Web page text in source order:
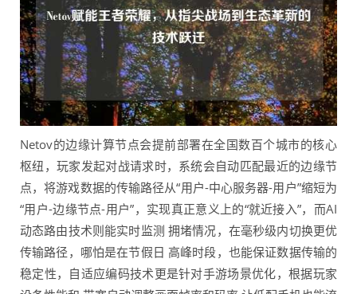
Netov的边缘计算节点会提前部署在全国数百个城市的核心
枢纽，玩家发起对战请求时，系统会自动匹配最近的边缘节
点，将游戏数据的传输路径从“用户-中心服务器-用户”缩短为
“用户-边缘节点-用户”，实现真正意义上的“就近接入”，而AI
动态路由技术则能实时监测 拥堵情况，在毫秒级内切换更优
传输路径，哪怕是在节假日 高峰时段，也能保证数据传输的
稳定性，自适应编码技术更是针对手游场景优化，根据玩家